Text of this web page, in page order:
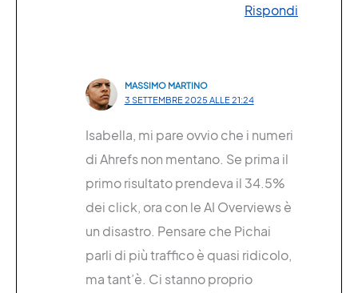
Rispondi
MASSIMO MARTINO
3 SETTEMBRE 2025 ALLE 21:24
Isabella, mi pare ovvio che i numeri
di Ahrefs non mentano. Se prima il
primo risultato prendeva il 34.5%
dei click, ora con le AI Overviews è
un disastro. Pensare che Pichai
parli di più traffico è quasi ridicolo,
ma tant’è. Ci stanno proprio